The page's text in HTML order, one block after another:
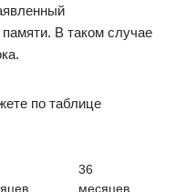
В таком случае
по таблице
36
месяцев